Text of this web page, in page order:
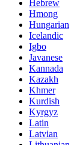
Hebrew
Hmong
Hungarian
Icelandic
Igbo
Javanese
Kannada
Kazakh
Khmer
Kurdish
Kyrgyz
Latin
Latvian